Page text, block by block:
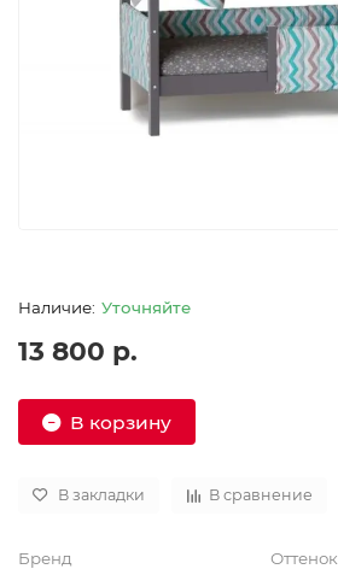
Уточняйте
13 800 р.
В корзину
В закладки В сравнение
Бренд Оттенок